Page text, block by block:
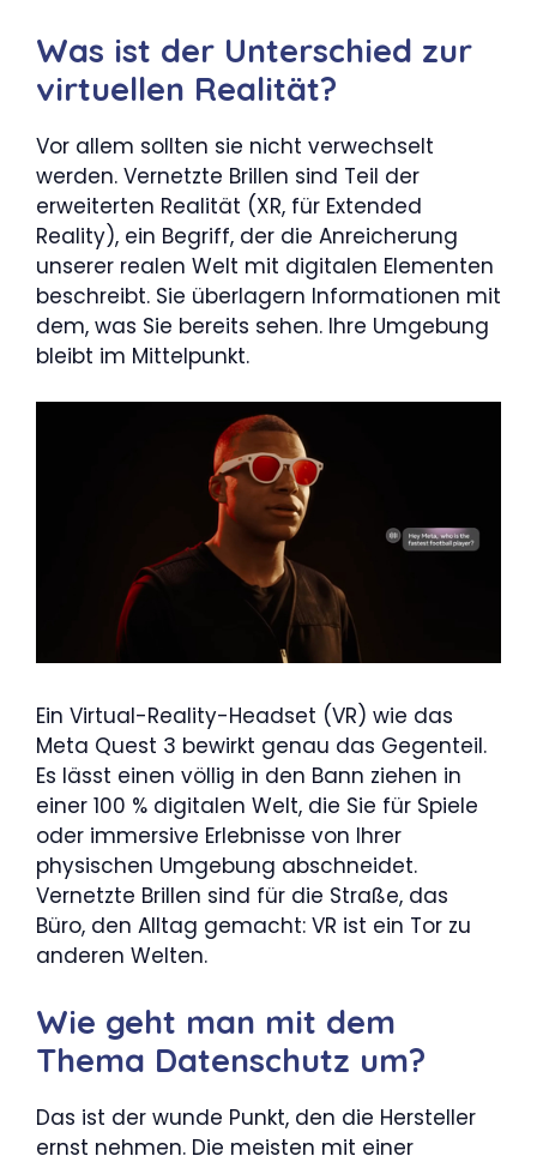
Was ist der Unterschied zur
virtuellen Realität?
Vor allem sollten sie nicht verwechselt
werden. Vernetzte Brillen sind Teil der
erweiterten Realität (XR, für Extended
Reality), ein Begriff, der die Anreicherung
unserer realen Welt mit digitalen Elementen
beschreibt. Sie überlagern Informationen mit
dem, was Sie bereits sehen. Ihre Umgebung
bleibt im Mittelpunkt.
Ein Virtual-Reality-Headset (VR) wie das
Meta Quest 3 bewirkt genau das Gegenteil.
Es lässt einen völlig in den Bann ziehen in
einer 100 % digitalen Welt, die Sie für Spiele
oder immersive Erlebnisse von Ihrer
physischen Umgebung abschneidet.
Vernetzte Brillen sind für die Straße, das
Büro, den Alltag gemacht: VR ist ein Tor zu
anderen Welten.
Wie geht man mit dem
Thema Datenschutz um?
Das ist der wunde Punkt, den die Hersteller
ernst nehmen. Die meisten mit einer